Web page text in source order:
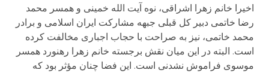
اخیرا خانم زهرا اشراقی، نوه آیت الله خمینی و همسر محمد
رضا خاتمی دبیر کل قبلی جبهه مشارکت ایران اسلامی و برادر
محمد خاتمی، نیز به صراحت با حجاب اجباری مخالفت کرده
است. البته در این میان نقش برجسته خانم زهرا رهنورد همسر
موسوی فراموش نشدنی است. این فضا چنان مؤثر بود که